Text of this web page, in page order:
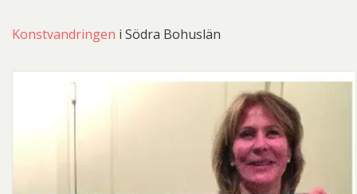
Konstvandringen i Södra Bohuslän